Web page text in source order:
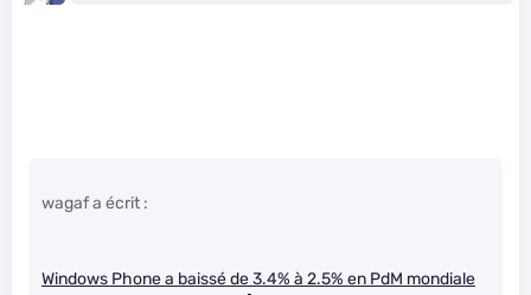
wagaf a écrit :
Windows Phone a baissé de 3.4% à 2.5% en PdM mondiale